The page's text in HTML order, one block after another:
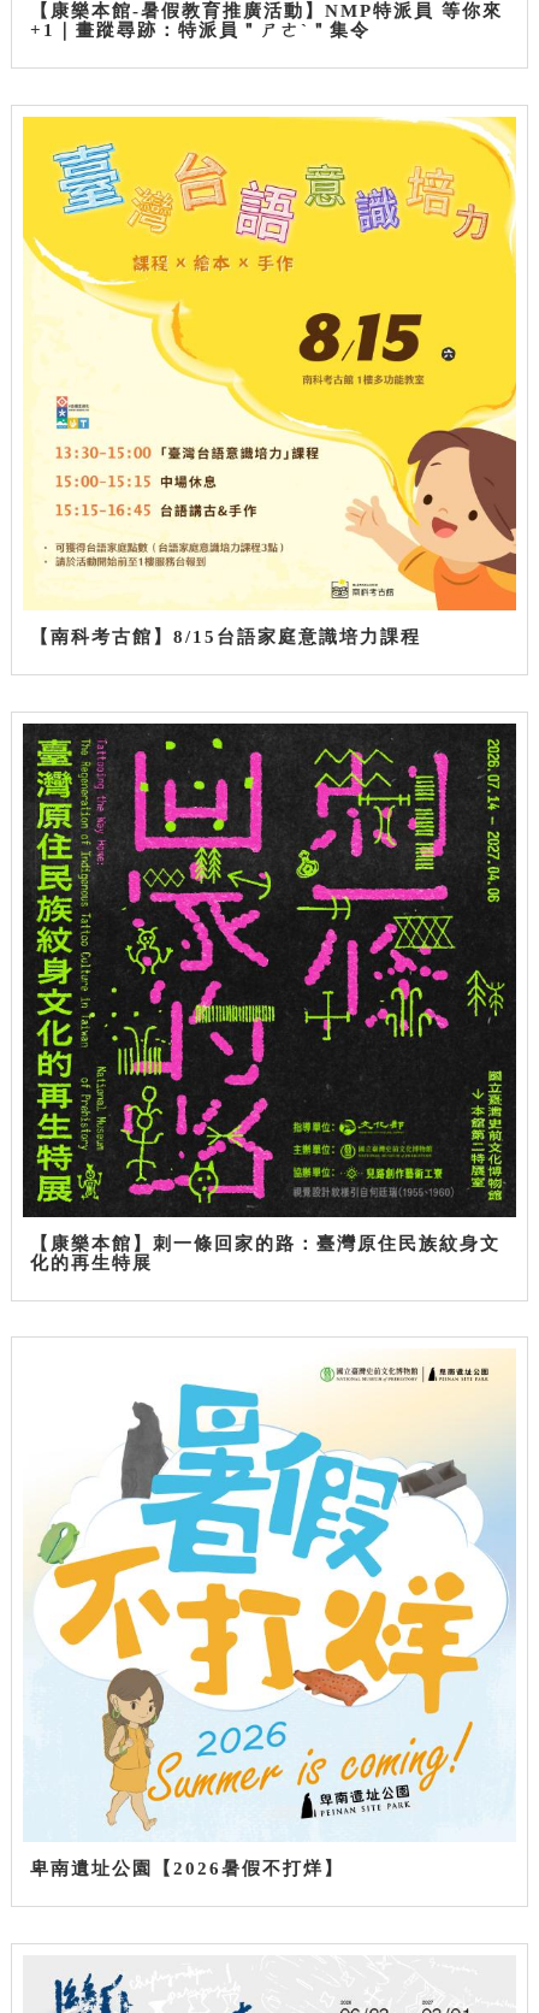
【康樂本館-暑假教育推廣活動】NMP特派員 等你來
+1｜畫蹤尋跡：特派員＂ㄕㄜˋ＂集令
【南科考古館】8/15台語家庭意識培力課程
【康樂本館】刺一條回家的路：臺灣原住民族紋身文
化的再生特展
卑南遺址公園【2026暑假不打烊】